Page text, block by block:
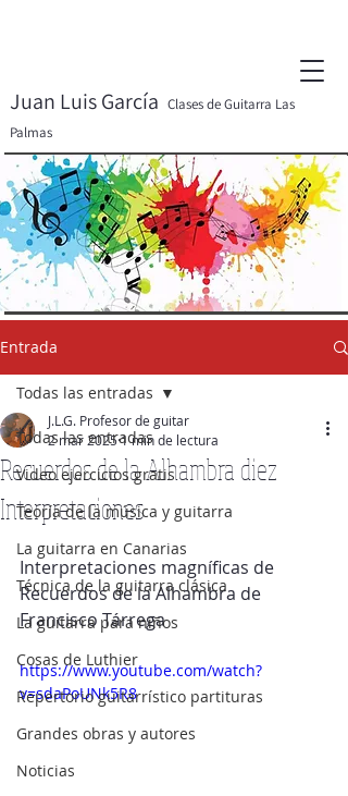
Juan Luis García Clases de Guitarra Las
Palmas
Entrada
Todas las entradas
Video ejercicios gratis
Teoría de la música y guitarra
La guitarra en Canarias
Técnica de la guitarra clásica
La guitarra para niños
Cosas de Luthier
Repertorio guitarrístico partituras
Grandes obras y autores
Noticias
Todas las entradas
Recuerdos de la Alhambra diez
Interpretaciones
J.L.G. Profesor de guitar
2 mar 20251 min de lectura
Interpretaciones magníficas de
Recuerdos de la Alhambra de
Francisco Tárrega
https://www.youtube.com/watch?
v=sdaPoUNk5R8